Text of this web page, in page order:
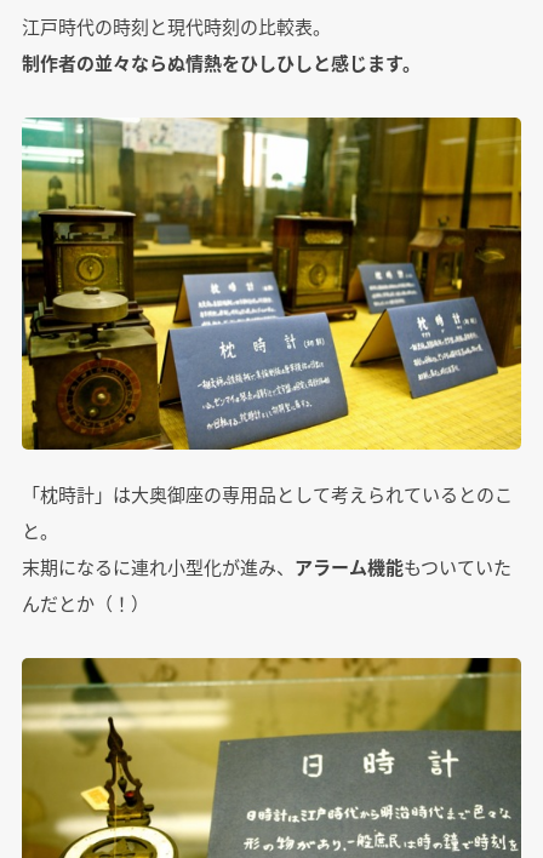
江戸時代の時刻と現代時刻の比較表。
制作者の並々ならぬ情熱をひしひしと感じます。
「枕時計」は大奥御座の専用品として考えられているとのこ
と。
末期になるに連れ小型化が進み、 アラーム機能もついていた
んだとか（！）